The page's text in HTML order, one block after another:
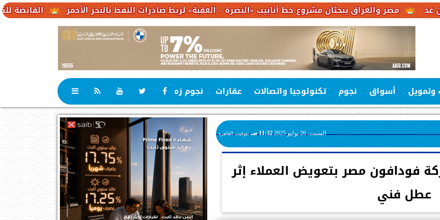
القابضة للكهرباء : 23,1 مليار جنيه حجم استثمارات مستهدفة والعراق يبحثان مشروع خط أنابيب «البصرة – العقبة» لربط صادرات النفط بالبحر الأحمر
وتمويل أسواق نجوم تكنولوجيا واتصالات عقارات نجوم زمان رياضة
السبت، 26 يوليو 2025 11:32 صـ بتوقيت القاهرة
فودافون مصر بتعويض العملاء إثر
عطل فني